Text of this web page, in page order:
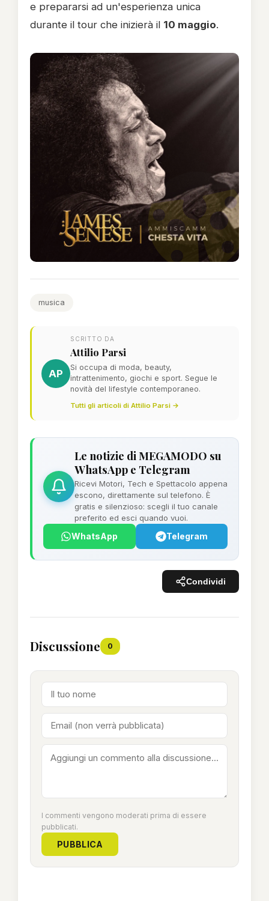
e prepararsi ad un'esperienza unica
durante il tour che inizierà il 10 maggio.
musica
AP
SCRITTO DA
Attilio Parsi
Si occupa di moda, beauty,
intrattenimento, giochi e sport. Segue le
novità del lifestyle contemporaneo.
Tutti gli articoli di Attilio Parsi →
Le notizie di MEGAMODO su
WhatsApp e Telegram
Ricevi Motori, Tech e Spettacolo appena
escono, direttamente sul telefono. È
gratis e silenzioso: scegli il tuo canale
preferito ed esci quando vuoi.
WhatsApp Telegram
Condividi
Discussione 0
I commenti vengono moderati prima di essere
pubblicati.
PUBBLICA